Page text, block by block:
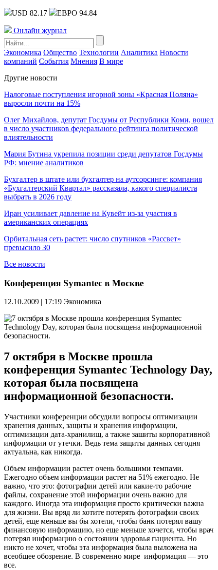
USD 82.17 ЕВРО 94.84
Онлайн журнал
Экономика Общество Технологии Аналитика Новости
компаний События Мнения В мире
Другие новости
Налоговые поступления игорной зоны «Красная Поляна»
выросли почти на 15%
Олег Михайлов, депутат Госдумы от Республики Коми, вошел
в число участников федерального рейтинга политической
влиятельности
Мария Бутина укрепила позиции среди депутатов Госдумы
РФ: мнение аналитиков
Бухгалтер в штате или бухгалтер на аутсорсинге: компания
«Бухгалтерский Квартал» рассказала, какого специалиста
выбрать в 2026 году
Иран усиливает давление на Кувейт из-за участия в
американских операциях
Орбитальная сеть растет: число спутников «Рассвет»
превысило 30
Все новости
Конференция Symantec в Москве
12.10.2009 | 17:19 Экономика
7 октября в Москве прошла
конференция Symantec Technology Day,
которая была посвящена
информационной безопасности.
Участники конференции обсудили вопросы оптимизации
хранения данных, защиты и хранения информации,
оптимизации дата-хранилищ, а также зашиты корпоративной
информации от утечки. Ведь тема защиты данных сегодня
актуальна, как никогда.
Объем информации растет очень большими темпами.
Ежегодно объем информации растет на 51% ежегодно. Не
важно, что это: фотографии детей или какие-то рабочие
файлы, сохранение этой информации очень важно для
каждого. Иногда эта информация просто критически важна
для жизни. Вы вряд ли хотите потерять фотографии своих
детей, еще меньше вы бы хотели, чтобы банк потерял вашу
финансовую информацию, но еще меньше хочется, чтобы врач
потерял информацию о состоянии здоровья пациента. Но
никто не хочет, чтобы эта информация была выложена на
всеобщее обозрение. В современно мире информация — это
все.